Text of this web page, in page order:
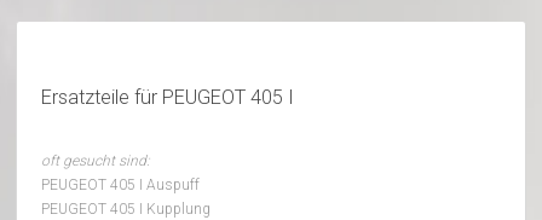
Ersatzteile für PEUGEOT 405 I
oft gesucht sind:
PEUGEOT 405 I Auspuff
PEUGEOT 405 I Kupplung